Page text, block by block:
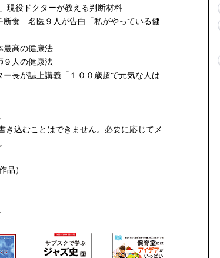
現役ドクターが教える判断材料
断食…名医９人が告白「私がやっている健
最高の健康法
９人の健康法
長が誌上講義「１００歳超で元気な人は
込むことはできません。必要に応じてメ
品）